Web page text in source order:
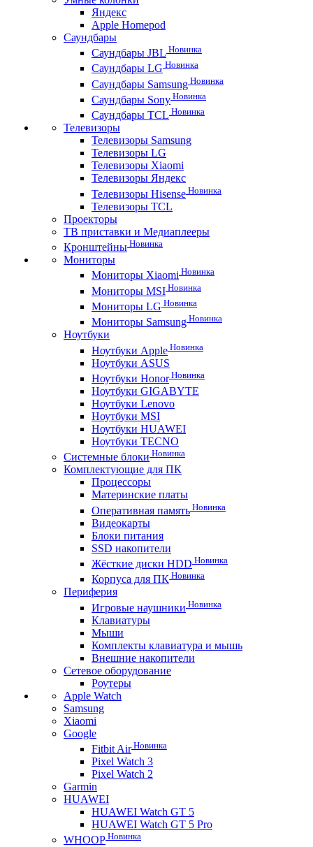
Яндекс
Apple Homepod
Саундбары
Саундбары JBL Новинка
Саундбары LG Новинка
Саундбары Samsung Новинка
Саундбары Sony Новинка
Саундбары TCL Новинка
Телевизоры
Телевизоры Samsung
Телевизоры LG
Телевизоры Xiaomi
Телевизоры Яндекс
Телевизоры Hisense Новинка
Телевизоры TCL
Проекторы
ТВ приставки и Медиаплееры
Кронштейны Новинка
Мониторы
Мониторы Xiaomi Новинка
Мониторы MSI Новинка
Мониторы LG Новинка
Мониторы Samsung Новинка
Ноутбуки
Ноутбуки Apple Новинка
Ноутбуки ASUS
Ноутбуки HonorНовинка
Ноутбуки GIGABYTE
Ноутбуки Lenovo
Ноутбуки MSI
Ноутбуки HUAWEI
Ноутбуки TECNO
Системные блоки Новинка
Комплектующие для ПК
Процессоры
Материнские платы
Оперативная память Новинка
Видеокарты
Блоки питания
SSD накопители
Жёсткие диски HDD Новинка
Корпуса для ПК Новинка
Периферия
Игровые наушники Новинка
Клавиатуры
Мыши
Комплекты клавиатура и мышь
Внешние накопители
Сетевое оборудование
Роутеры
Apple Watch
Samsung
Xiaomi
Google
Fitbit AirНовинка
Pixel Watch 3
Pixel Watch 2
Garmin
HUAWEI
HUAWEI Watch GT 5
HUAWEI Watch GT 5 Pro
WHOOP Новинка